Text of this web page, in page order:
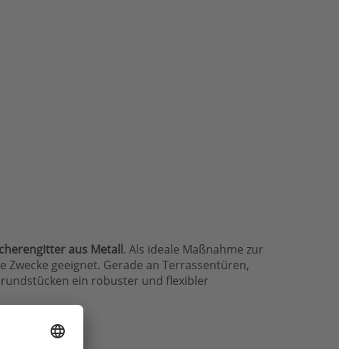
aus Metall. Als ideale Maßnahme zur
geeignet. Gerade an Terrassentüren,
ein robuster und flexibler